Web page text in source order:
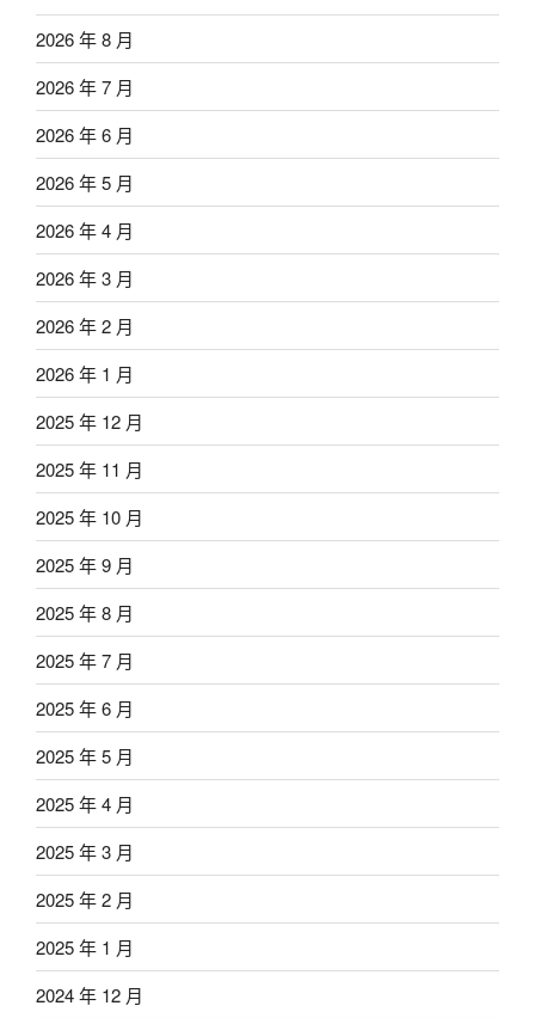
2026 年 8 月
2026 年 7 月
2026 年 6 月
2026 年 5 月
2026 年 4 月
2026 年 3 月
2026 年 2 月
2026 年 1 月
2025 年 12 月
2025 年 11 月
2025 年 10 月
2025 年 9 月
2025 年 8 月
2025 年 7 月
2025 年 6 月
2025 年 5 月
2025 年 4 月
2025 年 3 月
2025 年 2 月
2025 年 1 月
2024 年 12 月